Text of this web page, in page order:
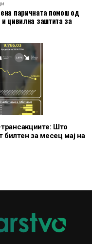
паричната помош од
цивилна заштита за
Што
билтен за месец мај на